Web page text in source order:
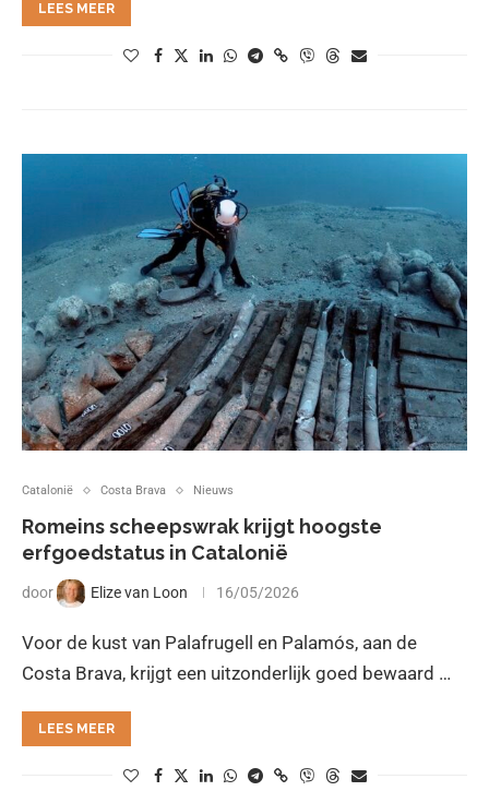
LEES MEER
Catalonië Costa Brava Nieuws
Romeins scheepswrak krijgt hoogste
erfgoedstatus in Catalonië
door Elize van Loon 16/05/2026
Voor de kust van Palafrugell en Palamós, aan de
Costa Brava, krijgt een uitzonderlijk goed bewaard …
LEES MEER